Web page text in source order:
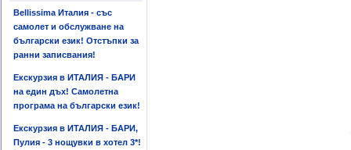
Bellissima Италия - със
самолет и обслужване на
български език! Отстъпки за
ранни записвания!
Екскурзия в ИТАЛИЯ - БАРИ
на един дъх! Самолетна
програма на български език!
Екскурзия в ИТАЛИЯ - БАРИ,
Пулия - 3 нощувки в хотел 3*!